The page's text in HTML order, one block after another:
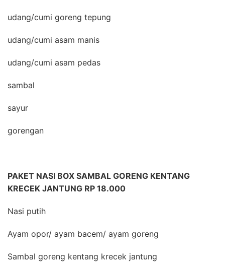
udang/cumi goreng tepung
udang/cumi asam manis
udang/cumi asam pedas
sambal
sayur
gorengan
PAKET NASI BOX SAMBAL GORENG KENTANG
KRECEK JANTUNG RP 18.000
Nasi putih
Ayam opor/ ayam bacem/ ayam goreng
Sambal goreng kentang krecek jantung